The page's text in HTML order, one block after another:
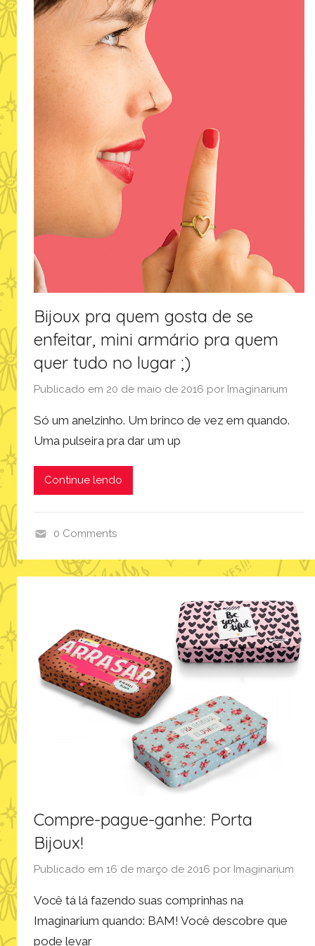
Bijoux pra quem gosta de se
enfeitar, mini armário pra quem
quer tudo no lugar ;)
Publicado em 20 de maio de 2016 por Imaginarium
Só um anelzinho. Um brinco de vez em quando.
Uma pulseira pra dar um up
Continue lendo
u
t
o
0 Comments
Compre-pague-ganhe: Porta
Bijoux!
Publicado em 16 de março de 2016 por Imaginarium
Você tá lá fazendo suas comprinhas na
Imaginarium quando: BAM! Você descobre que
pode levar